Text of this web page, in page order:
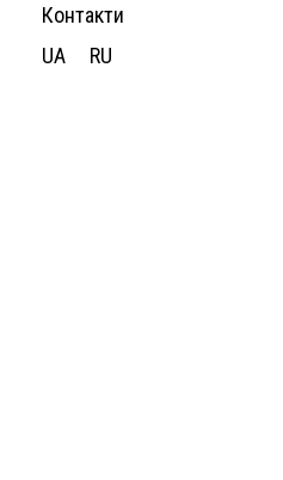
Контакти
UA
RU